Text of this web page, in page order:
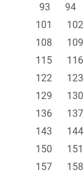
93
94
101
102
108
109
115
116
122
123
129
130
136
137
143
144
150
151
157
158